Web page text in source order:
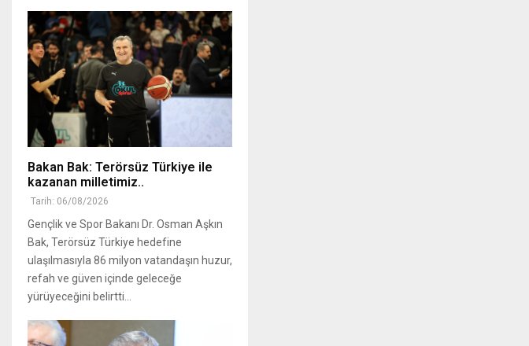
Bakan Bak: Terörsüz Türkiye ile
kazanan milletimiz..
Tarih: 06/08/2026
Gençlik ve Spor Bakanı Dr. Osman Aşkın
Bak, Terörsüz Türkiye hedefine
ulaşılmasıyla 86 milyon vatandaşın huzur,
refah ve güven içinde geleceğe
yürüyeceğini belirtti...